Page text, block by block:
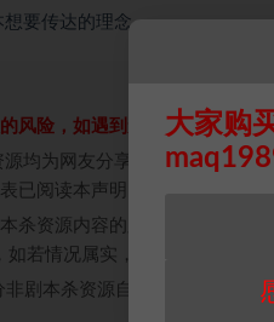
想要传达的理念。
风险，如遇到无效链接请联系
源均为网友分享投稿+个人整理
已阅读本声明，理解并同意受
杀资源内容的版权均属于机关
若情况属实，我们将会在三天
非剧本杀资源自身价值，本站积
大家购